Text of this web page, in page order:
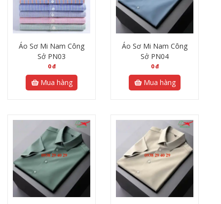
Áo Sơ Mi Nam Công
Sở PN03
0đ
Mua hàng
Áo Sơ Mi Nam Công
Sở PN04
0đ
Mua hàng